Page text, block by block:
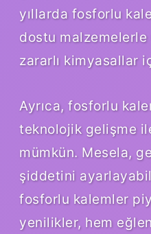
yıllarda fosforlu
dostu
zararlı kimyasallar
Ayrıca, fosforlu
teknolojik gelişme
mümkün. Mesela,
şiddetini
fosforlu kalemler
yenilikler, hem